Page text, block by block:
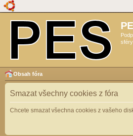
Obsah fóra
Smazat všechny cookies z fóra
Chcete smazat všechna cookies z vašeho